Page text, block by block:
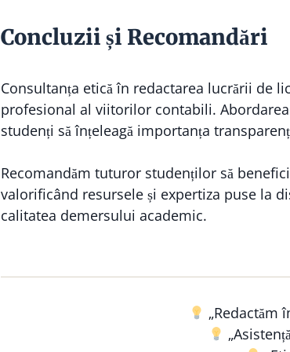
Concluzii și Recomandări
Consultanța etică în redactarea lucrării de
profesional al viitorilor contabili.
studenți să înțeleagă importanța
Recomandăm tuturor studenților să
valorificând resursele și expertiza puse la
calitatea demersului academic.
„Redactăm